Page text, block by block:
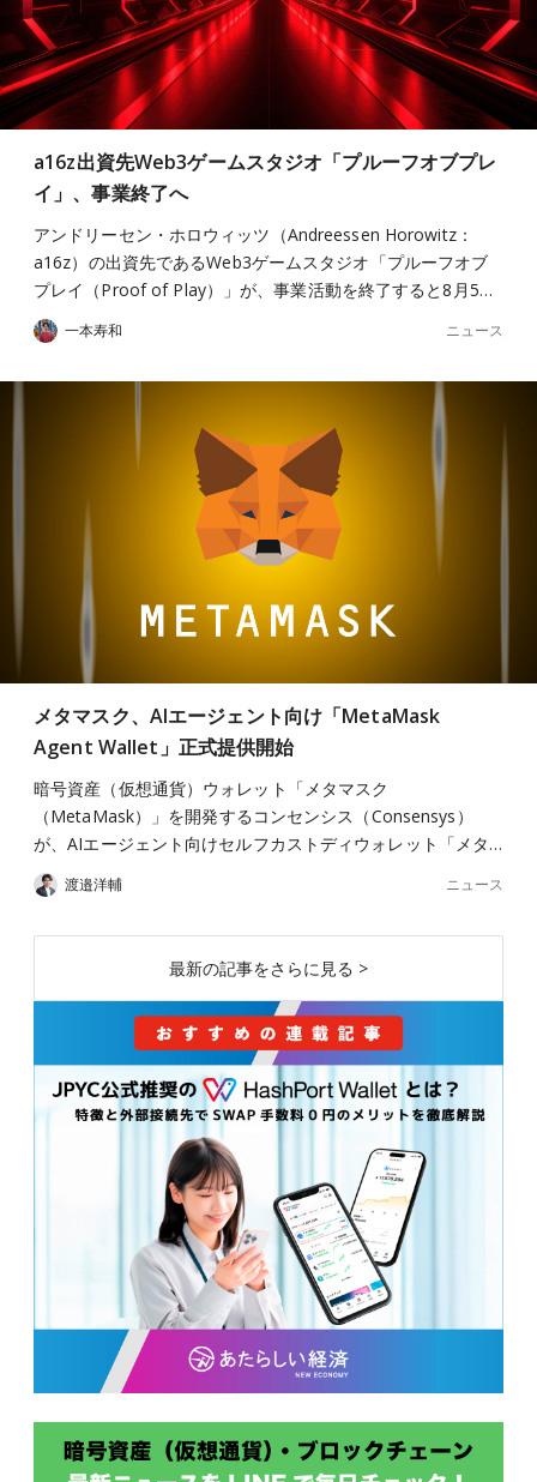
a16z出資先Web3ゲームスタジオ「プルーフオブプレ
イ」、事業終了へ
アンドリーセン・ホロウィッツ（Andreessen Horowitz：
a16z）の出資先であるWeb3ゲームスタジオ「プルーフオブ
プレイ（Proof of Play）」が、事業活動を終了すると8月5…
一本寿和 ニュース
メタマスク、AIエージェント向け「MetaMask
Agent Wallet」正式提供開始
暗号資産（仮想通貨）ウォレット「メタマスク
（MetaMask）」を開発するコンセンシス（Consensys）
が、AIエージェント向けセルフカストディウォレット「メタ…
渡邉洋輔 ニュース
最新の記事をさらに見る >